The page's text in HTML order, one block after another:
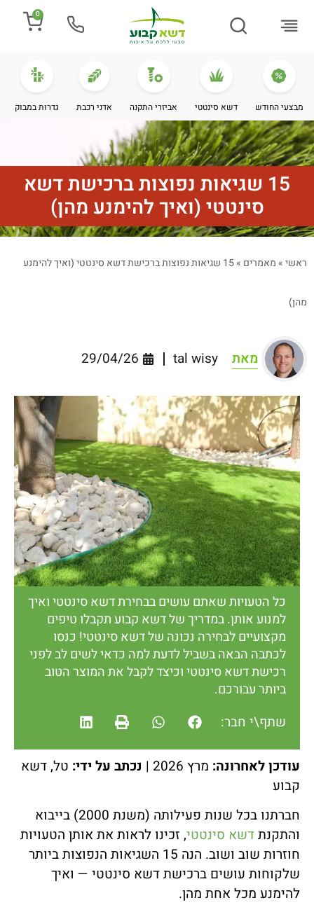
0
מבצעי החודש דשא סינטטי אביזרי התקנה אדני רכבת גדרות במבוק
15 שגיאות נפוצות ברכישת דשא
סינטטי (ואיך להימנע מהן)
ראשי»מאמרים » 15 שגיאות נפוצות ברכישת דשא סינטטי (ואיך להימנע
מהן)
מאת 29/04/26
כל הטעויות שאתם עושים בבחירת דשא סינטטי ואיך
למנוע אותן. במדריך של דשא קבוע תקבלו טיפים
מקצועיים לבחירה נכונה של דשא סינטטי! כנסו
לכתבה הבאה בשביל לדעת למה כדאי לשים לב לפני
רכישת דשא סינטטי וכיצד לקבל את המוצר הטוב
ביותר עבורכם.
שתף\י חבר:
עודכן לאחרונה: מרץ 2026 | נכתב על ידי: טל, דשא
קבוע
חברתנו בכל שנות פעילותה (משנת 2000) בייבוא
והתקנתדשא סינטטי, זכינו לראות את אותן הטעויות
חוזרות שוב ושוב. הנה 15 השגיאות הנפוצות ביותר
שלקוחות עושים ברכישת דשא סינטטי — ואיך
להימנע מכל אחת מהן.